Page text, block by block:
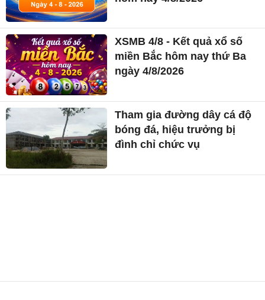
XSMB 4/8 - Kết quả xổ số
miền Bắc hôm nay thứ Ba
ngày 4/8/2026
Tham gia đường dây cá độ
bóng đá, hiệu trưởng bị
đình chỉ chức vụ